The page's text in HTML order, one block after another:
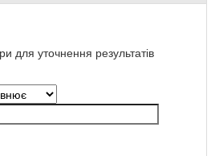
для уточнення результатів